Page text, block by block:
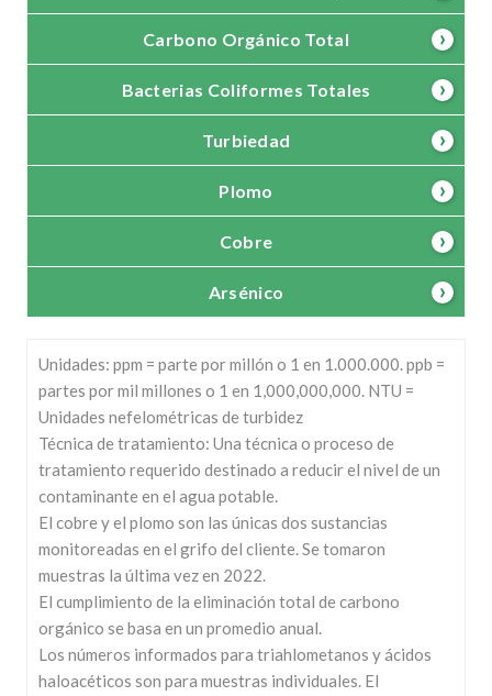
Carbono Orgánico Total
Bacterias Coliformes Totales
Turbiedad
Plomo
Cobre
Arsénico
Unidades: ppm = parte por millón o 1 en 1.000.000. ppb =
partes por mil millones o 1 en 1,000,000,000. NTU =
Unidades nefelométricas de turbidez
Técnica de tratamiento: Una técnica o proceso de
tratamiento requerido destinado a reducir el nivel de un
contaminante en el agua potable.
El cobre y el plomo son las únicas dos sustancias
monitoreadas en el grifo del cliente. Se tomaron
muestras la última vez en 2022.
El cumplimiento de la eliminación total de carbono
orgánico se basa en un promedio anual.
Los números informados para triahlometanos y ácidos
haloacéticos son para muestras individuales. El